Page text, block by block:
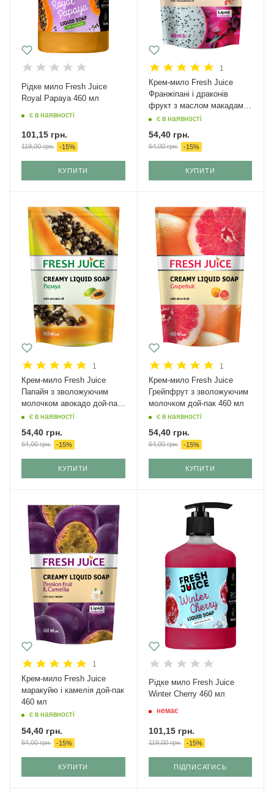
Рідке мило Fresh Juice
Royal Papaya 460 мл
є в наявності
101,15 грн.
119,00грн. -15%
КУПИТИ
1
Крем-мило Fresh Juice
Франжіпані і драконів
фрукт з маслом макадамії
дой-пак 460 мл
є в наявності
54,40грн.
64,00грн. -15%
КУПИТИ
1
Крем-мило Fresh Juice
Папайя з зволожуючим
молочком авокадо дой-пак
460 мл
є в наявності
54,40 грн.
64,00грн. -15%
КУПИТИ
1
Крем-мило Fresh Juice
Грейпфрут з зволожуючим
молочком дой-пак 460 мл
є в наявності
54,40грн.
64,00грн. -15%
КУПИТИ
1
Крем-мило Fresh Juice
маракуйю і камелія дой-пак
460 мл
є в наявності
54,40 грн.
64,00грн. -15%
КУПИТИ
Рідке мило Fresh Juice
Winter Cherry 460 мл
немає
101,15грн.
119,00грн. -15%
ПІДПИСАТИСЬ